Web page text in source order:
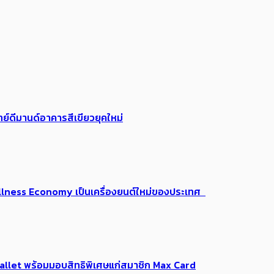
ย์ดีมานด์อาคารสีเขียวยุคใหม่
Economy เป็นเครื่องยนต์ใหม่ของประเทศ
พร้อมมอบสิทธิพิเศษแก่สมาชิก Max Card